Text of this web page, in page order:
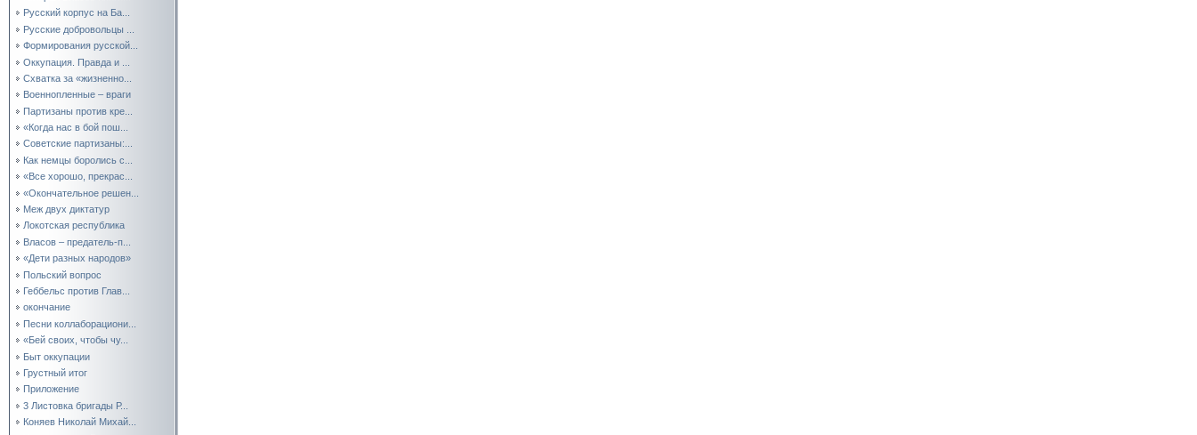
Русский корпус на Ба...
Русские добровольцы ...
Формирования русской...
Оккупация. Правда и ...
Схватка за «жизненно...
Военнопленные – враги
Партизаны против кре...
«Когда нас в бой пош...
Советские партизаны:...
Как немцы боролись с...
«Все хорошо, прекрас...
«Окончательное решен...
Меж двух диктатур
Локотская республика
Власов – предатель-п...
«Дети разных народов»
Польский вопрос
Геббельс против Глав...
окончание
Песни коллаборациони...
«Бей своих, чтобы чу...
Быт оккупации
Грустный итог
Приложение
3 Листовка бригады Р...
Коняев Николай Михай...